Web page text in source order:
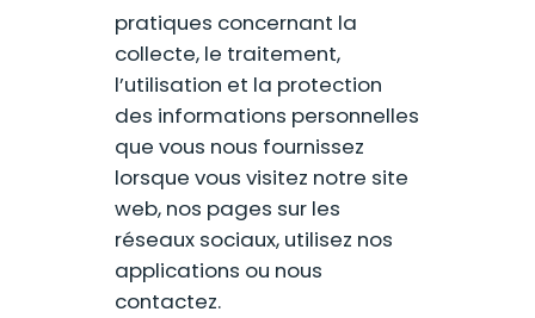
pratiques concernant la
collecte, le traitement,
l’utilisation et la protection
des informations personnelles
que vous nous fournissez
lorsque vous visitez notre site
web, nos pages sur les
réseaux sociaux, utilisez nos
applications ou nous
contactez.